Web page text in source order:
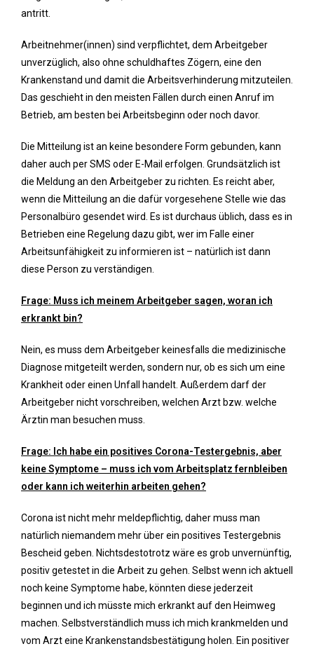
antritt.
Arbeitnehmer(innen) sind verpflichtet, dem Arbeitgeber
unverzüglich, also ohne schuldhaftes Zögern, eine den
Krankenstand und damit die Arbeitsverhinderung mitzuteilen.
Das geschieht in den meisten Fällen durch einen Anruf im
Betrieb, am besten bei Arbeitsbeginn oder noch davor.
Die Mitteilung ist an keine besondere Form gebunden, kann
daher auch per SMS oder E-Mail erfolgen. Grundsätzlich ist
die Meldung an den Arbeitgeber zu richten. Es reicht aber,
wenn die Mitteilung an die dafür vorgesehene Stelle wie das
Personalbüro gesendet wird. Es ist durchaus üblich, dass es in
Betrieben eine Regelung dazu gibt, wer im Falle einer
Arbeitsunfähigkeit zu informieren ist – natürlich ist dann
diese Person zu verständigen.
Frage: Muss ich meinem Arbeitgeber sagen, woran ich
erkrankt bin?
Nein, es muss dem Arbeitgeber keinesfalls die medizinische
Diagnose mitgeteilt werden, sondern nur, ob es sich um eine
Krankheit oder einen Unfall handelt. Außerdem darf der
Arbeitgeber nicht vorschreiben, welchen Arzt bzw. welche
Ärztin man besuchen muss.
Frage: Ich habe ein positives Corona-Testergebnis, aber
keine Symptome – muss ich vom Arbeitsplatz fernbleiben
oder kann ich weiterhin arbeiten gehen?
Corona ist nicht mehr meldepflichtig, daher muss man
natürlich niemandem mehr über ein positives Testergebnis
Bescheid geben. Nichtsdestotrotz wäre es grob unvernünftig,
positiv getestet in die Arbeit zu gehen. Selbst wenn ich aktuell
noch keine Symptome habe, könnten diese jederzeit
beginnen und ich müsste mich erkrankt auf den Heimweg
machen. Selbstverständlich muss ich mich krankmelden und
vom Arzt eine Krankenstandsbestätigung holen. Ein positiver